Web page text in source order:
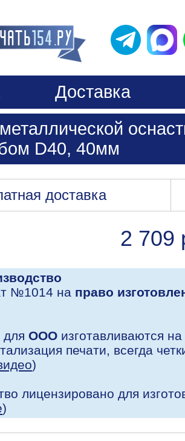
Доставка
D40, 40мм
доставка
2 709
№1014 на право
для ООО изготавливаются
печати, всегда
)
лицензировано для
)